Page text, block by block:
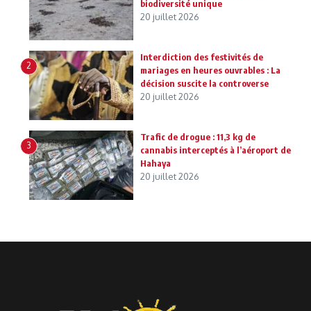
biodiversité unique
20 juillet 2026
2
Interdiction des festivités de
mariages en heures ouvrables : La
décision suscite la controverse
20 juillet 2026
3
Trafic de drogue : 11,3 kg de
cannabis interceptés à l’aéroport de
Hahaya
20 juillet 2026